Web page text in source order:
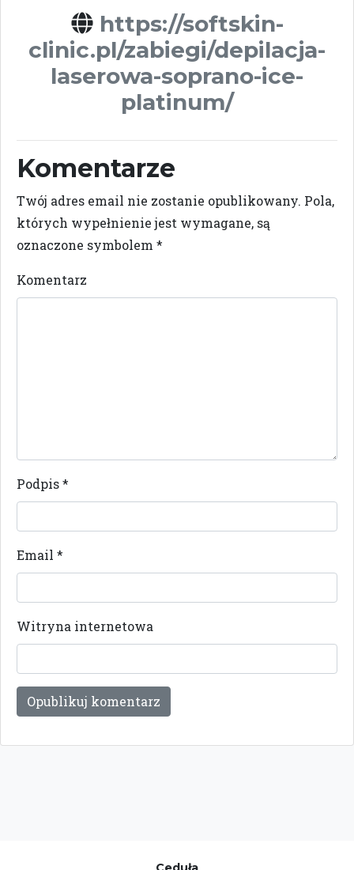
https://softskin-
clinic.pl/zabiegi/depilacja-
laserowa-soprano-ice-
platinum/
Komentarze
Twój adres email nie zostanie opublikowany. Pola,
których wypełnienie jest wymagane, są
oznaczone symbolem *
Komentarz
Podpis*
Email *
Witryna internetowa